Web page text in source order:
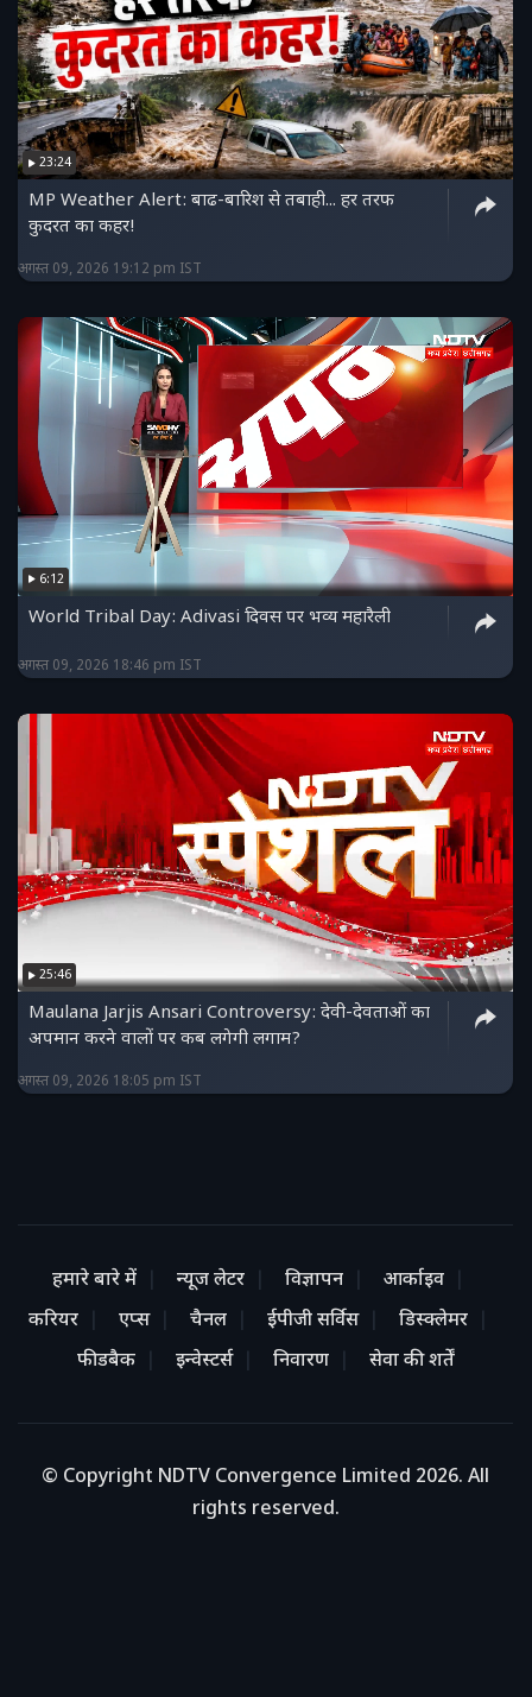
23:24
MP Weather Alert: बाढ-बारिश से तबाही... हर तरफ
कुदरत का कहर!
अगस्त 09, 2026 19:12 pm IST
6:12
World Tribal Day: Adivasi दिवस पर भव्य महारैली
अगस्त 09, 2026 18:46 pm IST
25:46
Maulana Jarjis Ansari Controversy: देवी-देवताओं का
अपमान करने वालों पर कब लगेगी लगाम?
अगस्त 09, 2026 18:05 pm IST
हमारे बारे में न्यूज लेटर विज्ञापन
आर्काइव
करियर
एप्स चैनल ईपीजी सर्विस
डिस्क्लेमर
फीडबैक
इन्वेस्टर्स निवारण सेवा की शर्तें
© Copyright NDTV Convergence Limited 2026. All
rights reserved.